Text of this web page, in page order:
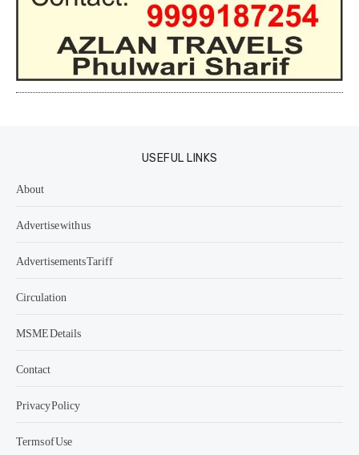
USEFUL LINKS
About
Advertise with us
Advertisements Tariff
Circulation
MSME Details
Contact
Privacy Policy
Terms of Use